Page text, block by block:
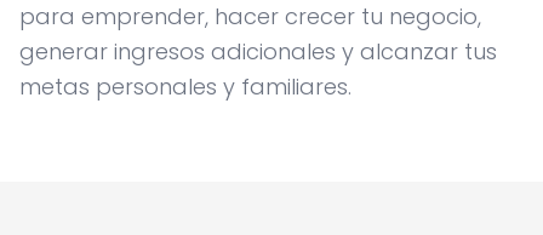
para emprender, hacer crecer tu negocio,
generar ingresos adicionales y alcanzar tus
metas personales y familiares.